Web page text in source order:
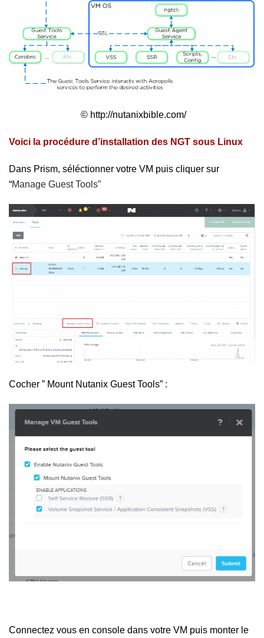
© http://nutanixbible.com/
Voici la procédure d’installation des NGT sous Linux
Dans Prism, séléctionner votre VM puis cliquer sur
“Manage Guest Tools”
Cocher ” Mount Nutanix Guest Tools” :
Connectez vous en console dans votre VM puis monter le